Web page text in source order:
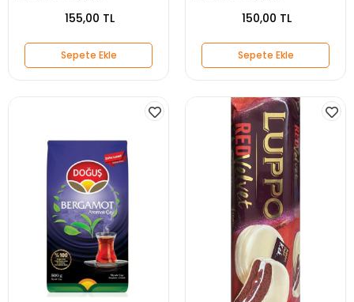
155,00 TL
Sepete Ekle
150,00 TL
Sepete Ekle